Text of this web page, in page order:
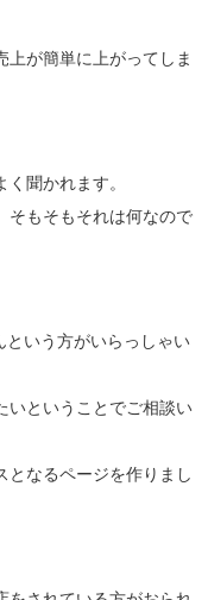
上が簡単に上がってしま
聞かれます。
そもそもそれは何なので
という方がいらっしゃい
ということでご相談い
となるページを作りまし